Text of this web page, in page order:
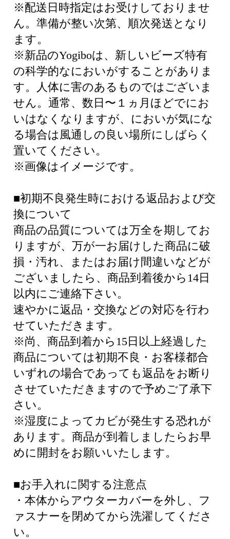
※配送日時指定はお受けしておりませ
ん。準備が整い次第、順次発送となり
ます。
※新品のYogiboは、新しいビーズ特有
の科学的なにおいがすることがありま
す。人体に害のあるものではございま
せん。通常、数日〜１ヵ月ほどでにお
いはなくなりますが、においが気にな
る場合は風通しの良い場所にしばらく
置いてください。
※画像はイメージです。
■初期不良発生時における返品および交
換について
商品の品質については万全を期してお
りますが、万が一お届けした商品に破
損・汚れ、またはお届け間違いなどが
ございましたら、商品到着後から14日
以内にご連絡下さい。
速やかに返品・交換などの対応を行わ
せていただきます。
※尚、商品到着から15日以上経過した
商品については初期不良・お客様都合
いずれの場合であっても返品をお断り
させていただきますので予めご了承下
さい。
※湿度によってカビが発生する恐れが
あります。商品が到着しましたらお早
めに開封をお願いいたします。
■お手入れに関する注意点
・本体からアウターカバーを外し、フ
ァスナーを閉めてから洗濯してくださ
い。